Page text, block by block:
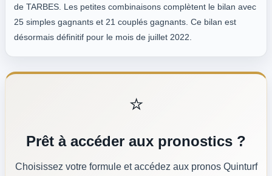
de TARBES. Les petites combinaisons complètent le bilan avec
25 simples gagnants et 21 couplés gagnants. Ce bilan est
désormais définitif pour le mois de juillet 2022.
⭐
Prêt à accéder aux pronostics ?
Choisissez votre formule et accédez aux pronos Quinturf